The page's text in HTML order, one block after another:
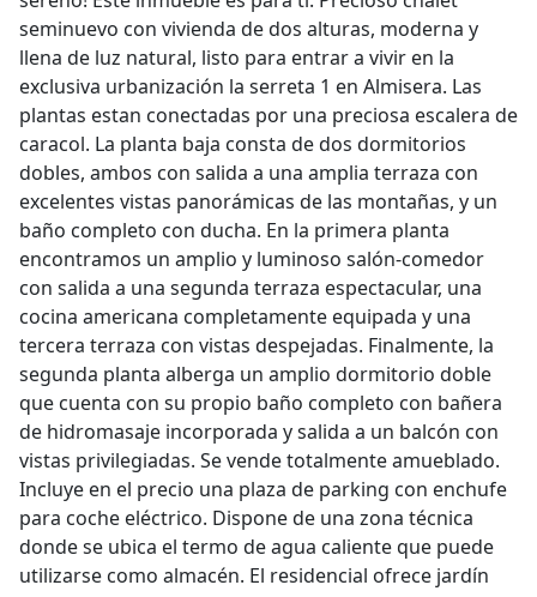
seminuevo con vivienda de dos alturas, moderna y
llena de luz natural, listo para entrar a vivir en la
exclusiva urbanización la serreta 1 en Almisera. Las
plantas estan conectadas por una preciosa escalera de
caracol. La planta baja consta de dos dormitorios
dobles, ambos con salida a una amplia terraza con
excelentes vistas panorámicas de las montañas, y un
baño completo con ducha. En la primera planta
encontramos un amplio y luminoso salón-comedor
con salida a una segunda terraza espectacular, una
cocina americana completamente equipada y una
tercera terraza con vistas despejadas. Finalmente, la
segunda planta alberga un amplio dormitorio doble
que cuenta con su propio baño completo con bañera
de hidromasaje incorporada y salida a un balcón con
vistas privilegiadas. Se vende totalmente amueblado.
Incluye en el precio una plaza de parking con enchufe
para coche eléctrico. Dispone de una zona técnica
donde se ubica el termo de agua caliente que puede
utilizarse como almacén. El residencial ofrece jardín